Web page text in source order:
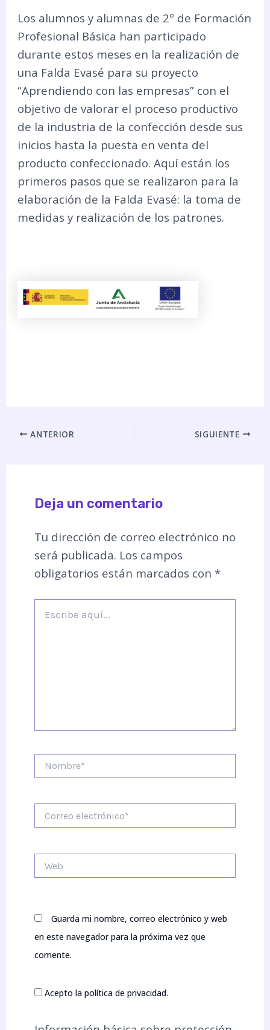
Los alumnos y alumnas de 2º de Formación
Profesional Básica han participado
durante estos meses en la realización de
una Falda Evasé para su proyecto
“Aprendiendo con las empresas” con el
objetivo de valorar el proceso productivo
de la industria de la confección desde sus
inicios hasta la puesta en venta del
producto confeccionado. Aquí están los
primeros pasos que se realizaron para la
elaboración de la Falda Evasé: la toma de
medidas y realización de los patrones.
ANTERIOR SIGUIENTE
Deja un comentario
Tu dirección de correo electrónico no
será publicada. Los campos
obligatorios están marcados con *
aquí...
electrónico*
Guarda mi nombre, correo electrónico y web
en este navegador para la próxima vez que
comente.
Acepto la política de privacidad.